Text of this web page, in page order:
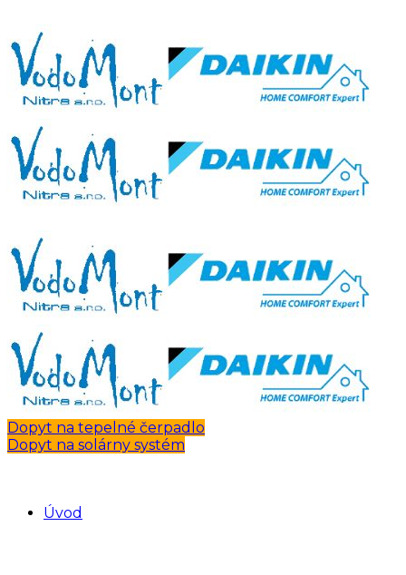
Dopyt na tepelné čerpadlo
Dopyt na solárny systém
Úvod